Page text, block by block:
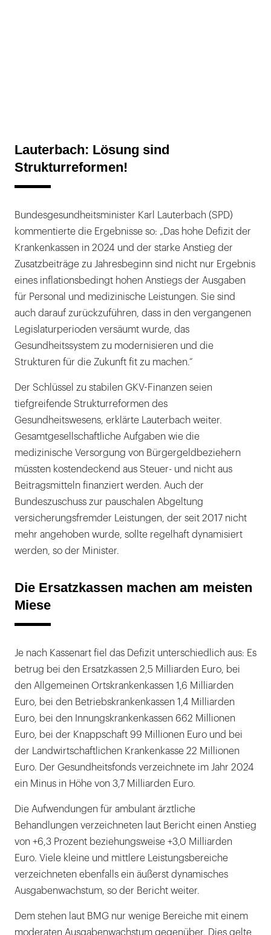
Lauterbach: Lösung sind
Strukturreformen!
Bundesgesundheitsminister Karl Lauterbach (SPD)
kommentierte die Ergebnisse so: „Das hohe Defizit der
Krankenkassen in 2024 und der starke Anstieg der
Zusatzbeiträge zu Jahresbeginn sind nicht nur Ergebnis
eines inflationsbedingt hohen Anstiegs der Ausgaben
für Personal und medizinische Leistungen. Sie sind
auch darauf zurückzuführen, dass in den vergangenen
Legislaturperioden versäumt wurde, das
Gesundheitssystem zu modernisieren und die
Strukturen für die Zukunft fit zu machen.“
Der Schlüssel zu stabilen GKV-Finanzen seien
tiefgreifende Strukturreformen des
Gesundheitswesens, erklärte Lauterbach weiter.
Gesamtgesellschaftliche Aufgaben wie die
medizinische Versorgung von Bürgergeldbeziehern
müssten kostendeckend aus Steuer- und nicht aus
Beitragsmitteln finanziert werden. Auch der
Bundeszuschuss zur pauschalen Abgeltung
versicherungsfremder Leistungen, der seit 2017 nicht
mehr angehoben wurde, sollte regelhaft dynamisiert
werden, so der Minister.
Die Ersatzkassen machen am meisten
Miese
Je nach Kassenart fiel das Defizit unterschiedlich aus: Es
betrug bei den Ersatzkassen 2,5 Milliarden Euro, bei
den Allgemeinen Ortskrankenkassen 1,6 Milliarden
Euro, bei den Betriebskrankenkassen 1,4 Milliarden
Euro, bei den Innungskrankenkassen 662 Millionen
Euro, bei der Knappschaft 99 Millionen Euro und bei
der Landwirtschaftlichen Krankenkasse 22 Millionen
Euro. Der Gesundheitsfonds verzeichnete im Jahr 2024
ein Minus in Höhe von 3,7 Milliarden Euro.
Die Aufwendungen für ambulant ärztliche
Behandlungen verzeichneten laut Bericht einen Anstieg
von +6,3 Prozent beziehungsweise +3,0 Milliarden
Euro. Viele kleine und mittlere Leistungsbereiche
verzeichneten ebenfalls ein äußerst dynamisches
Ausgabenwachstum, so der Bericht weiter.
Dem stehen laut BMG nur wenige Bereiche mit einem
moderaten Ausgabenwachstum gegenüber. Dies gelte